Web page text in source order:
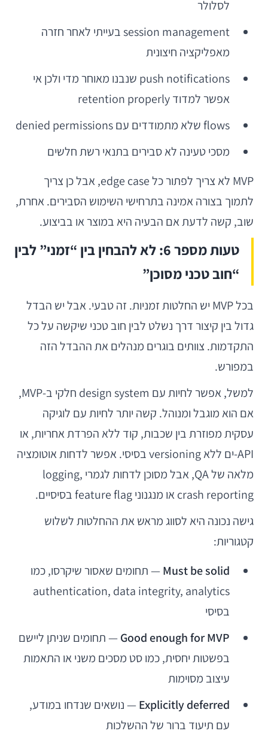
לסלולר
session management בעייתי לאחר חזרה
מאפליקציה חיצונית
push notifications שנבנו מאוחר מדי ולכן אי
אפשר למדוד retention properly
flows שלא מתמודדים עם denied permissions
מסכי טעינה לא סבירים בתנאי רשת חלשים
MVP לא צריך לפתור כל edge case, אבל כן צריך
לתמוך בצורה אמינה בתרחישי השימוש הסבירים. אחרת,
שוב, קשה לדעת אם הבעיה היא במוצר או בביצוע.
טעות מספר 6: לא להבחין בין “זמני” לבין
“חוב טכני מסוכן”
בכל MVP יש החלטות זמניות. זה טבעי. אבל יש הבדל
גדול בין קיצור דרך נשלט לבין חוב טכני שיקשה על כל
התקדמות. צוותים בוגרים מנהלים את ההבדל הזה
במפורש.
למשל, אפשר לחיות עם design system חלקי ב-MVP,
אם הוא מוגבל ומנוהל. קשה יותר לחיות עם לוגיקה
עסקית מפוזרת בין שכבות, קוד ללא הפרדת אחריות, או
API-ים ללא versioning בסיסי. אפשר לדחות אוטומציה
מלאה של QA, אבל מסוכן לדחות לגמרי logging,
crash reporting או מנגנוני feature flag בסיסיים.
גישה נכונה היא לסווג מראש את ההחלטות לשלוש
קטגוריות:
Must be solid — תחומים שאסור שיקרסו, כמו
authentication, data integrity, analytics
בסיסי
Good enough for MVP — תחומים שניתן ליישם
בפשטות יחסית, כמו סט מסכים משני או התאמות
עיצוב מסוימות
Explicitly deferred — נושאים שנדחו במודע,
עם תיעוד ברור של ההשלכות